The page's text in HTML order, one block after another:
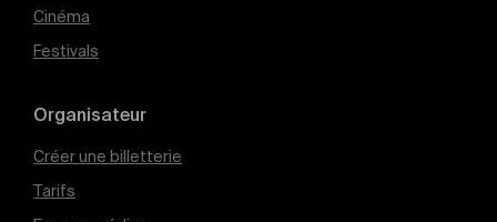
Cinéma
Festivals
Organisateur
Créer une billetterie
Tarifs